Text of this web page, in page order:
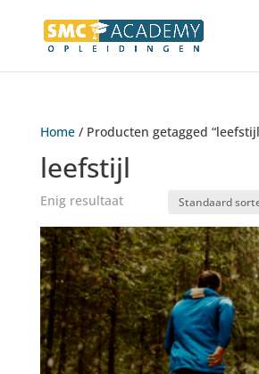
Home/ Producten getagged
leefstijl
Enig resultaat